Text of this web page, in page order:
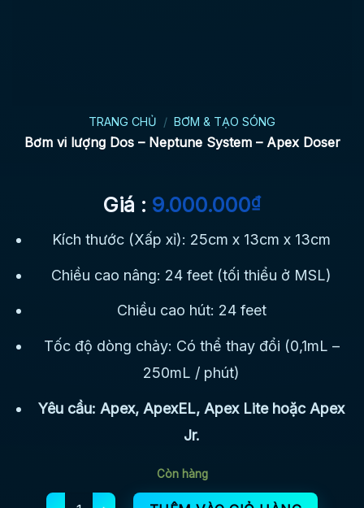
TRANG CHỦ / BƠM & TẠO SÓNG
Bơm vi lượng Dos – Neptune System – Apex Doser
Giá : 9.000.000₫
Kích thước (Xấp xỉ): 25cm x 13cm x 13cm
Chiều cao nâng: 24 feet (tối thiểu ở MSL)
Chiều cao hút: 24 feet
Tốc độ dòng chảy: Có thể thay đổi (0,1mL –
250mL / phút)
Yêu cầu: Apex, ApexEL, Apex Lite hoặc Apex
Jr.
Còn hàng
Bơm vi lượng Dos – Neptune System – Apex Doser số